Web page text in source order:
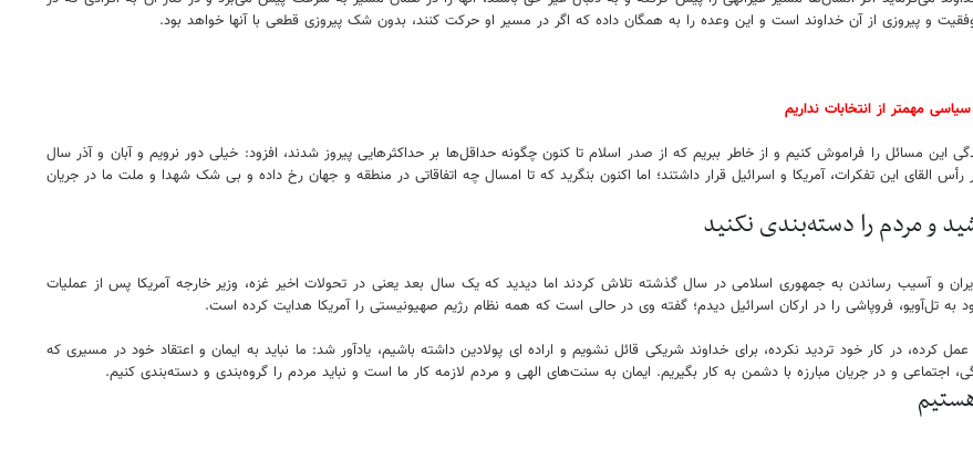
و پیروزی از آن خداوند است و این وعده را به همگان داده که اگر در مسیر او حرکت کنند، بدون شک پیروزی قطعی با آنها خواهد بود.
مهمتر از انتخابات نداریم
این مسائل را فراموش کنیم و از خاطر ببریم که از صدر اسلام تا کنون چگونه حداقل‌ها بر حداکثرهایی پیروز شدند، افزود: خیلی دور نرویم و آبان و آذر سال
القای این تفکرات، آمریکا و اسرائیل قرار داشتند؛ اما اکنون بنگرید که تا امسال چه اتفاقاتی در منطقه و جهان رخ داده و بی شک شهدا و ملت ما در جریان
و مردم را دسته‌بندی نکنید
و آسیب رساندن به جمهوری اسلامی در سال گذشته تلاش کردند اما دیدید که یک سال بعد یعنی در تحولات اخیر غزه، وزیر خارجه آمریکا پس از عملیات
تل‌آویو، فروپاشی را در ارکان اسرائیل دیدم؛ گفته وی در حالی است که همه نظام رژیم صهیونیستی را آمریکا هدایت کرده است.
کرده، در کار خود تردید نکرده، برای خداوند شریکی قائل نشویم و اراده ای پولادین داشته باشیم، یادآور شد: ما نباید به ایمان و اعتقاد خود در مسیری که
اجتماعی و در جریان مبارزه با دشمن به کار بگیریم. ایمان به سنت‌های الهی و مردم لازمه کار ما است و نباید مردم را گروه‌بندی و دسته‌بندی کنیم.